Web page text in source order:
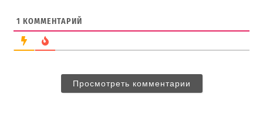
1 КОММЕНТАРИЙ
Просмотреть комментарии